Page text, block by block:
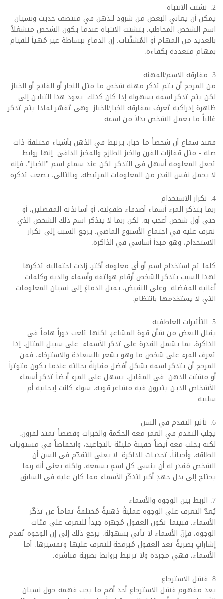
2. تشتت الانتباه
يمكن أن يعاني البعض من شرود للذهن في منتصف حديث ونسيان
اسم الشخص المخاطب. يتشتت الانتباه عندما يكون الشخص منشغلاً
بالعديد من المهام أو المُشتِّتات. إن الدماغ ببساطة غير مُهيأ للقيام
بمهام متعددة بكفاءة.
3. مفارقة الاسم/المهنة
من المرجح أن يتم تذكر مهنة شخص ما مثل النجار أو الفلاح أو الخباز
لكن يتم تذكر اسمه بسهولة إذا كان كذلك. يعود هذا التباين إلى
ظاهرة إدراكية تُعرف بمفارقة الخباز/الخباز. وهي تُفسّر لماذا يتم تذكر
غالباً ما يعمل الشخص بدلاً من اسمه.
فعند سماع أن شخصاً ما خباز، يرتبط في الذهن بأشياء مختلفة ذات
صلة - مثل قفازات الفرن والخبز الطازج والمخبز الدافئ. إنها روابط
تجعل المعلومة أسهل في التذكر. لكن عند سماع اسم "الخباز"، فإنه
لا يحمل نفس القدر من المعلومات المرتبطة، وبالتالي، يصعب تذكره.
4. تكرار الاستخدام
ربما يتذكر المرء أسماء أصدقاء طفولته، أو أساتذته المفضلين، أو
حتى أول شخص أعجب به. لكن ربما لا يتذكر اسم ذلك الشخص الذي
تعرف عليه في اجتماع الأسبوع الماضي. يرجع السبب إلى تكرار
الاستخدام، وهو مبدأ أساسي في الذاكرة.
كلما تم استخدام اسم أو أي معلومة أكثر، زادت احتمالية تذكرها.
لهذا السبب يتذكر الشخص أرقام هواتفه وأسماء والديه وكلمات
أغانيه المفضلة. وعلى النقيض، يميل الدماغ إلى نسيان المعلومات
التي لا يستخدمها بانتظام.
5. التأثيرات العاطفية
يقلل البعض من شأن قوة المشاعر، لكنها تلعب دوراً هاماً في
الذاكرة، بما يشمل القدرة على تذكر الأسماء. على سبيل المثال، إذا
تعرف المرء على شخص ما وهو يشعر بالسعادة والاسترخاء، فمن
المرجح أن يتذكر اسمه بشكل أفضل مقارنةً بحالته عندما يكون متوتراً
أو مشتت الذهن. في المقابل، يسهل على المرء أيضاً تذكر أسماء
الأشخاص الذين يثيرون فيه مشاعر قوية، سواء كانت إيجابية أم
سلبية.
6. تأثير التقدم في السن
يجلب التقدم في العمر معه الحكمة والخبرات وقصصاً تمتد لقرون.
لكنه يجلب معه أيضاً حقيبة مليئة بالتجاعيد، وانخفاضاً في مستويات
الطاقة، وأحياناً، تحديات للذاكرة. لا يعني التقدّم في السن أن
الشخص مُقدر له أن ينسى كل اسمٍ يسمعه، ولكنه يعني أنه ربما
يحتاج إلى بذل جهدٍ أكبر لتذكّر الأسماء مما كان عليه في السابق.
7. الربط بين الوجوه والأسماء
يُعدّ التعرف على الوجوه عمليةً ذهنيةً مُختلفةً تماماً عن تذكّر
الأسماء. فبينما تكون العقول مُجهزة جيداً للتعرف على مئات
الوجوه، فإنّ الأسماء لا تأتي بسهولة. يرجع ذلك إلى إن الوجوه تُقدم
إشاراتٍ بصريةً تعد العقول مُبرمجة للتعرف عليها وتفسيرها. أما
الأسماء، فهي مجردة ولا ترتبط بروابط بصرية مباشرة.
8. فشل الاسترجاع
يعد مفهوم فشل الاسترجاع أحد أهم ما يجب فهمه حول نسيان